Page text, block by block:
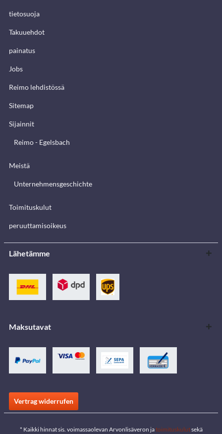
tietosuoja
Takuuehdot
painatus
Jobs
Reimo lehdistössä
Sitemap
Sijainnit
Reimo - Egelsbach
Meistä
Unternehmensgeschichte
Toimituskulut
peruuttamisoikeus
Lähetämme
Maksutavat
Vertrag widerrufen
* Kaikki hinnat sis. voimassaolevan Arvonlisäveron jatoimituskulutsekä